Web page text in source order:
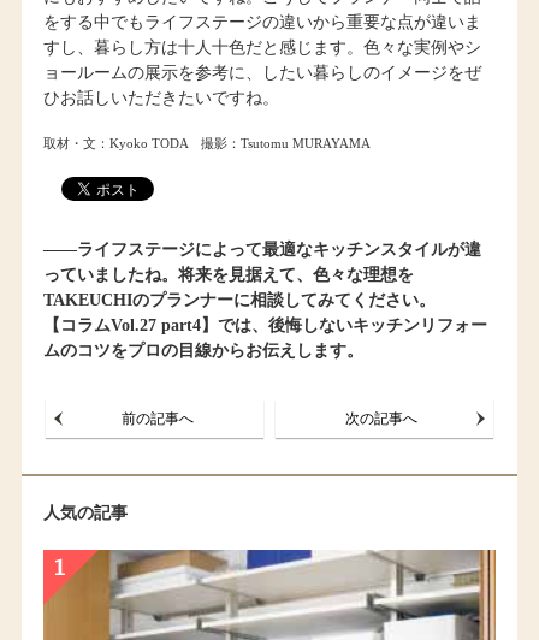
をする中でもライフステージの違いから重要な点が違いま
すし、暮らし方は十人十色だと感じます。色々な実例やシ
ョールームの展示を参考に、したい暮らしのイメージをぜ
ひお話しいただきたいですね。
取材・文：Kyoko TODA 撮影：Tsutomu MURAYAMA
――ライフステージによって最適なキッチンスタイルが違
っていましたね。将来を見据えて、色々な理想を
TAKEUCHIのプランナーに相談してみてください。
【コラムVol.27 part4】では、後悔しないキッチンリフォー
ムのコツをプロの目線からお伝えします。
前の記事へ 次の記事へ
人気の記事